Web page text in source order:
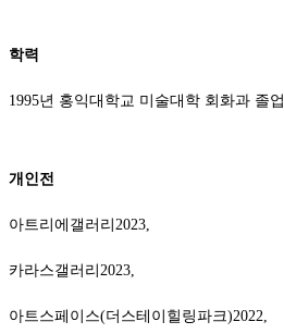
학력
1995년 홍익대학교 미술대학 회화과 졸업
개인전
아트리에갤러리2023,
카라스갤러리2023,
아트스페이스(더스테이힐링파크)2022,